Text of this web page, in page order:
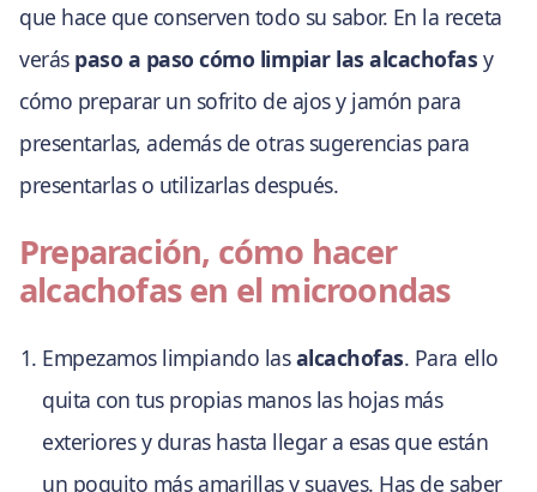
que hace que conserven todo su sabor. En la receta
verás paso a paso cómo limpiar las alcachofas y
cómo preparar un sofrito de ajos y jamón para
presentarlas, además de otras sugerencias para
presentarlas o utilizarlas después.
Preparación, cómo hacer
alcachofas en el microondas
Empezamos limpiando lasalcachofas. Para ello
quita con tus propias manos las hojas más
exteriores y duras hasta llegar a esas que están
un poquito más amarillas y suaves. Has de saber